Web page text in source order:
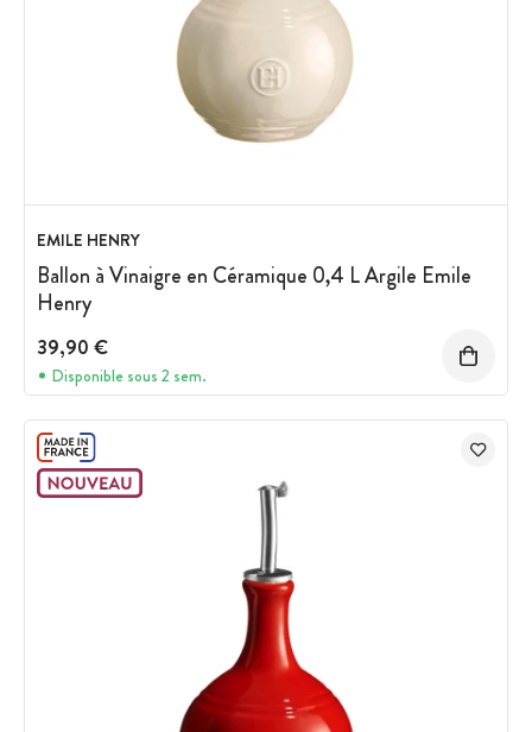
EMILE HENRY
Ballon à Vinaigre en Céramique 0,4 L Argile Emile
Henry
39,90 €
Disponible sous 2 sem.